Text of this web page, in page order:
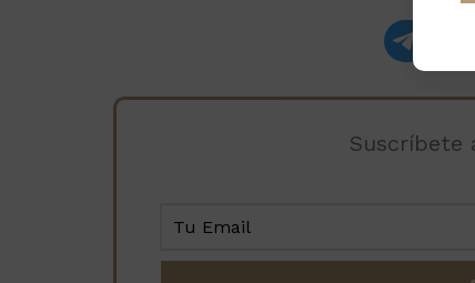
Suscríbete